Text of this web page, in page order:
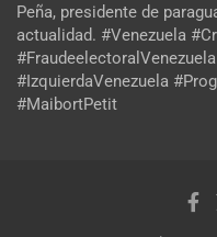
Peña, presidente de
actualidad. #Venezuela
#IzquierdaVenezuela
#MaibortPetit